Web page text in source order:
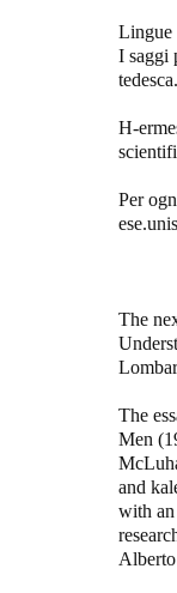
Lingue
I saggi
tedesca.
H-
Per
The
The
Men
and
with